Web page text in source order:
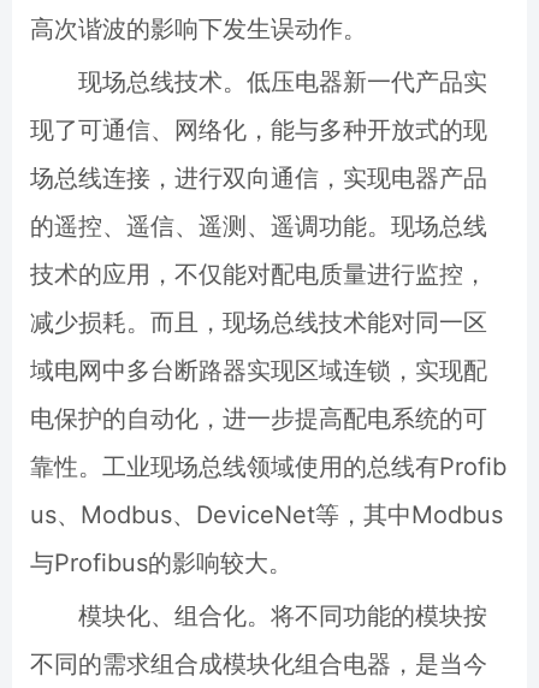
高次谐波的影响下发生误动作。
现场总线技术。低压电器新一代产品实
现了可通信、网络化，能与多种开放式的现
场总线连接，进行双向通信，实现电器产品
的遥控、遥信、遥测、遥调功能。现场总线
技术的应用，不仅能对配电质量进行监控，
减少损耗。而且，现场总线技术能对同一区
域电网中多台断路器实现区域连锁，实现配
电保护的自动化，进一步提高配电系统的可
靠性。工业现场总线领域使用的总线有Profib
us、Modbus、DeviceNet等，其中Modbus
与Profibus的影响较大。
模块化、组合化。将不同功能的模块按
不同的需求组合成模块化组合电器，是当今